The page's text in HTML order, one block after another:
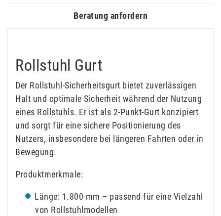
Beratung anfordern
Rollstuhl Gurt
Der Rollstuhl-Sicherheitsgurt bietet zuverlässigen
Halt und optimale Sicherheit während der Nutzung
eines Rollstuhls. Er ist als 2-Punkt-Gurt konzipiert
und sorgt für eine sichere Positionierung des
Nutzers, insbesondere bei längeren Fahrten oder in
Bewegung.
Produktmerkmale:
Länge: 1.800 mm – passend für eine Vielzahl
von Rollstuhlmodellen